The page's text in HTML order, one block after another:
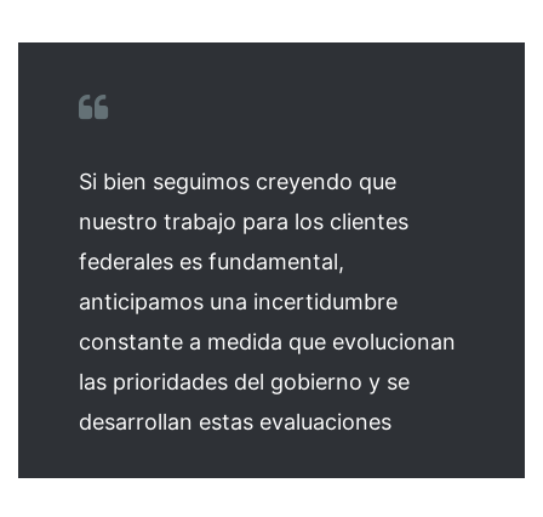
Si bien seguimos creyendo que
nuestro trabajo para los clientes
federales es fundamental,
anticipamos una incertidumbre
constante a medida que evolucionan
las prioridades del gobierno y se
desarrollan estas evaluaciones